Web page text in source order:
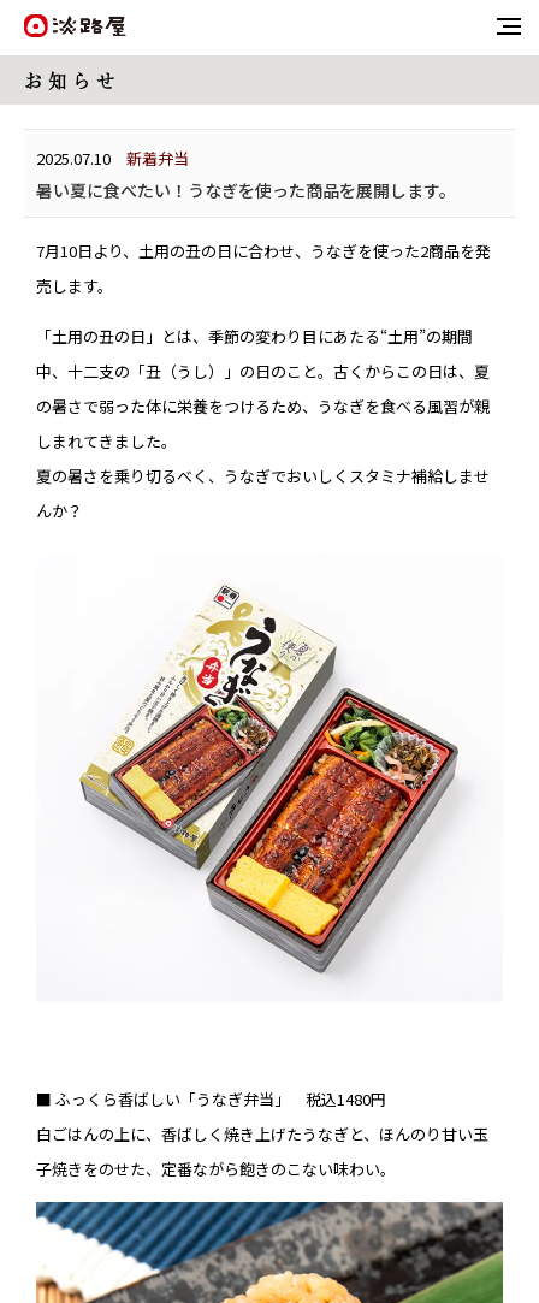
お 知 ら せ
2025.07.10 新着弁当
暑い夏に食べたい！うなぎを使った商品を展開します。
7月10日より、土用の丑の日に合わせ、うなぎを使った2商品を発
売します。
「土用の丑の日」とは、季節の変わり目にあたる“土用”の期間
中、十二支の「丑（うし）」の日のこと。古くからこの日は、夏
の暑さで弱った体に栄養をつけるため、うなぎを食べる風習が親
しまれてきました。
夏の暑さを乗り切るべく、うなぎでおいしくスタミナ補給しませ
んか？
■ ふっくら香ばしい「うなぎ弁当」 税込1480円
白ごはんの上に、香ばしく焼き上げたうなぎと、ほんのり甘い玉
子焼きをのせた、定番ながら飽きのこない味わい。